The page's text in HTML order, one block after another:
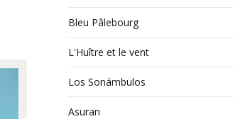
Bleu Pâlebourg
L'Huître et le vent
Los Sonámbulos
Asuran